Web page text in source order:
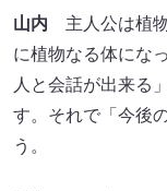
山内 主人公は植
に植物なる体にな
人と会話が出来る
す。それで「今後
う。